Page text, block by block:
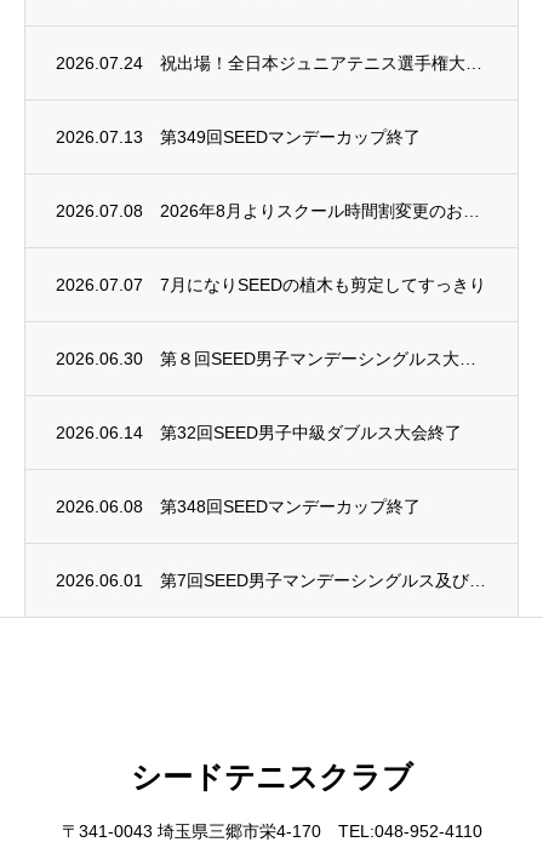
2026.07.24
2026.07.13 第349回SEEDマンデーカップ終了
2026.07.08
2026.07.07 7月になりSEEDの植木も剪定してすっきり
2026.06.30
2026.06.14 第32回SEED男子中級ダブルス大会終了
2026.06.08 第348回SEEDマンデーカップ終了
2026.06.01
シードテニスクラブ
〒341-0043 埼玉県三郷市栄4-170 TEL:048-952-4110